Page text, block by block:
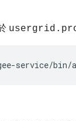
service/bin/